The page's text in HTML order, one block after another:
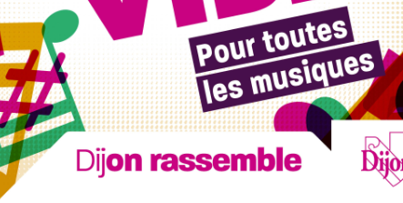
une cour intérieure et extérieure, rendre le site du
à la discipline. Sa transformation sera un appui